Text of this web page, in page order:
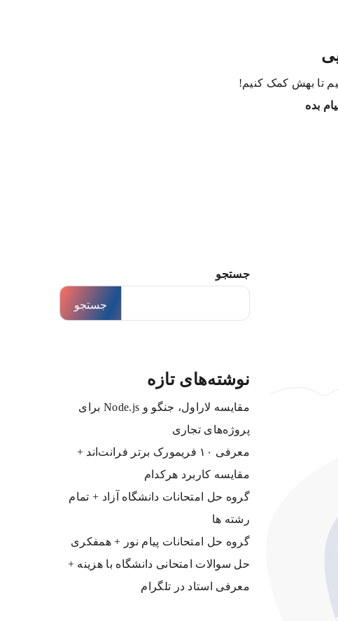
تا بهش کمک کنیم!
بده
جستجو
جستجو
نوشته‌های تازه
مقایسه لاراول، جنگو و Node.js برای
پروژه‌های تجاری
معرفی ۱۰ فریمورک برتر فرانت‌اند +
مقایسه کاربرد هرکدام
گروه حل امتحانات دانشگاه آزاد + تمام
رشته ها
گروه حل امتحانات پیام نور + همفکری
حل سوالات امتحانی دانشگاه با هزینه +
معرفی استاد در تلگرام